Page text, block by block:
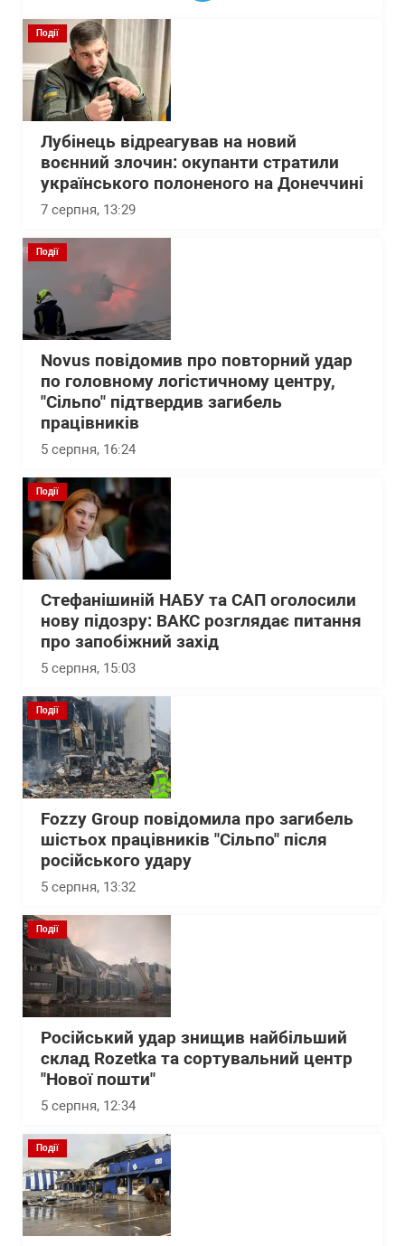
Події
Лубінець відреагував на новий
воєнний злочин: окупанти стратили
українського полоненого на Донеччині
7 серпня, 13:29
Події
Novus повідомив про повторний удар
по головному логістичному центру,
"Сільпо" підтвердив загибель
працівників
5 серпня, 16:24
Події
Стефанішиній НАБУ та САП оголосили
нову підозру: ВАКС розглядає питання
про запобіжний захід
5 серпня, 15:03
Події
Fozzy Group повідомила про загибель
шістьох працівників "Сільпо" після
російського удару
5 серпня, 13:32
Події
Російський удар знищив найбільший
склад Rozetka та сортувальний центр
"Нової пошти"
5 серпня, 12:34
Події